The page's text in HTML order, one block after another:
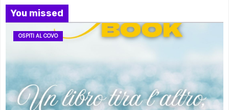
You missed
OSPITI AL COVO